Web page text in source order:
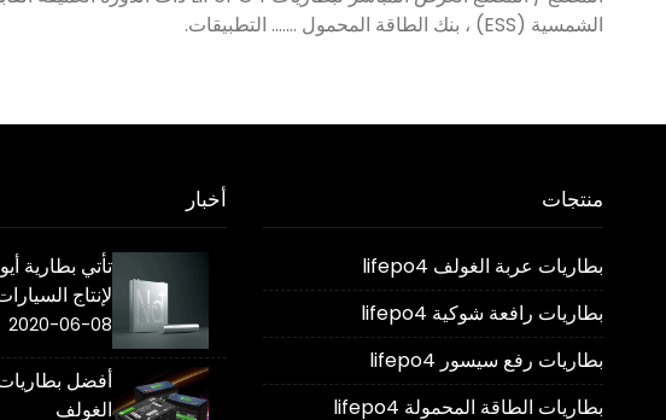
الشمسية (ESS) ، بنك الطاقة المحمول ....... التطبيقات.
منتجات
بطاريات عربة الغولف lifepo4
بطاريات رافعة شوكية lifepo4
بطاريات رفع سيسور lifepo4
بطاريات الطاقة المحمولة lifepo4
أخبار
تأتي بطارية
لإنتاج
2020-06-08
أفضل بطاريات
الغولف